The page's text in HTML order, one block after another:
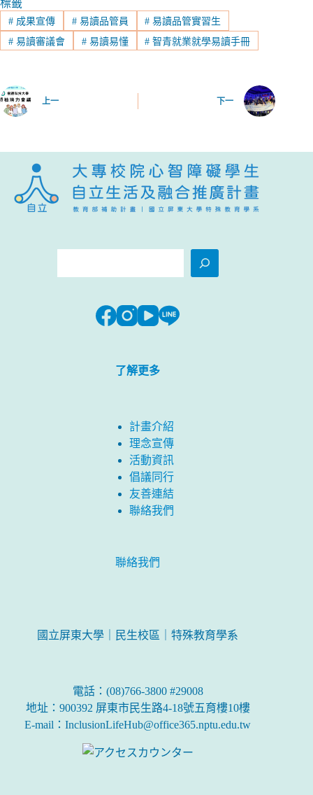
標籤
#成果宣傳 #易讀品管員 # 易讀品管實習生
#易讀審議會 #易讀易懂 # 智青就業就學易讀手冊
上一 下一
了解更多
計畫介紹
理念宣傳
活動資訊
倡議同行
友善連結
聯絡我們
聯絡我們
國立屏東大學｜民生校區｜特殊教育學系
電話：(08)766-3800 #29008
地址：900392 屏東市民生路4-18號五育樓10樓
E-mail：InclusionLifeHub@office365.nptu.edu.tw